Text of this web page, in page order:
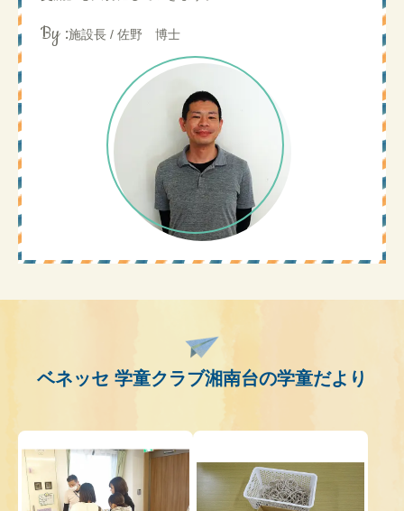
By :施設長 / 佐野 博士
ベネッセ 学童クラブ湘南台の学童だより